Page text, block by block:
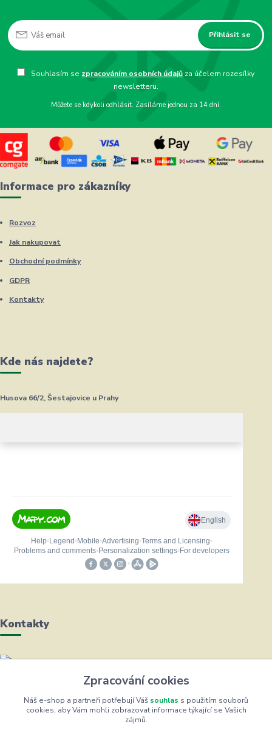
Přihlásit se
Souhlasím se zpracováním osobních údajů za účelem rozesílky
newsletteru.
Můžete se kdykoli odhlásit. Zasíláme jednou za 14 dní.
Informace pro zákazníky
Rozvoz
Jak nakupovat
Obchodní podmínky
GDPR
Kontakty
Kde nás najdete?
Husova 66/2, Šestajovice u Prahy
Kontakty
Helena Bayerová
+420 604 711 491
(Po-Čt, 8-16 hod.)
Zpracování cookies
Náš e-shop a partneři potřebují Váš souhlas s použitím souborů
cookies, aby Vám mohli zobrazovat informace týkající se Vašich
zájmů.